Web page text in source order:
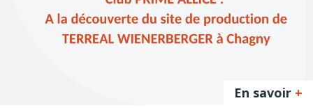
En savoir +